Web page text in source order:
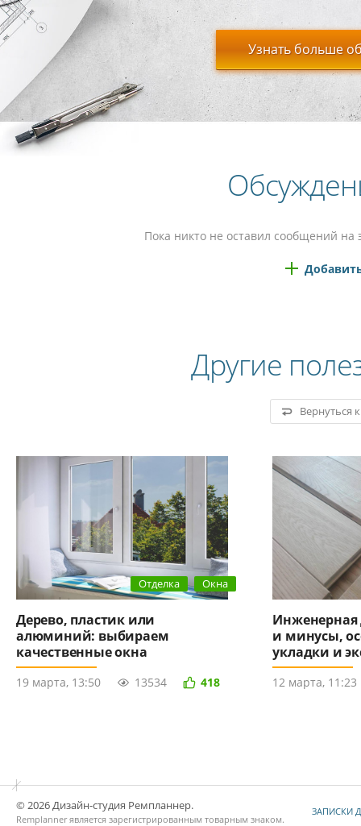
Узнать больше
Пока никто не оставил сообщений
Другие
Вернуться
Отделка Окна
Дерево, пластик или
алюминий: выбираем
качественные окна
19 марта, 13:50 13534 418
Инженерная
и минусы,
укладки и
12 марта, 11:23
ЗАПИСКИ
© 2026 Дизайн-студия Ремпланнер.
Remplanner является зарегистрированным товарным знаком.